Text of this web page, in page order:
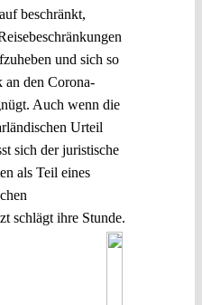
beschränkt,
und sich so
an den Corona-
Auch wenn die
Urteil
sich der juristische
als Teil eines
schlägt ihre Stunde.